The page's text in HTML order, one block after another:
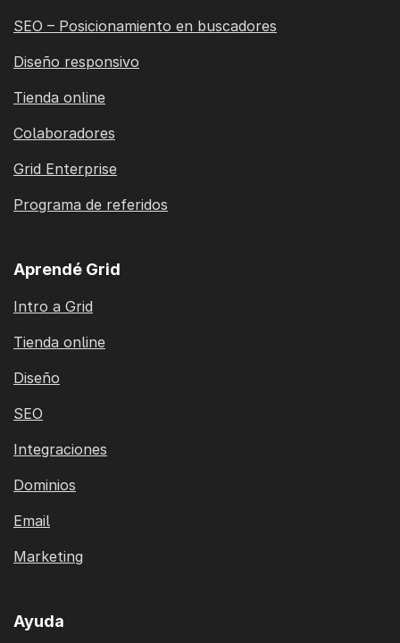
SEO – Posicionamiento en buscadores
Diseño responsivo
Tienda online
Colaboradores
Grid Enterprise
Programa de referidos
Aprendé Grid
Intro a Grid
Tienda online
Diseño
SEO
Integraciones
Dominios
Email
Marketing
Ayuda